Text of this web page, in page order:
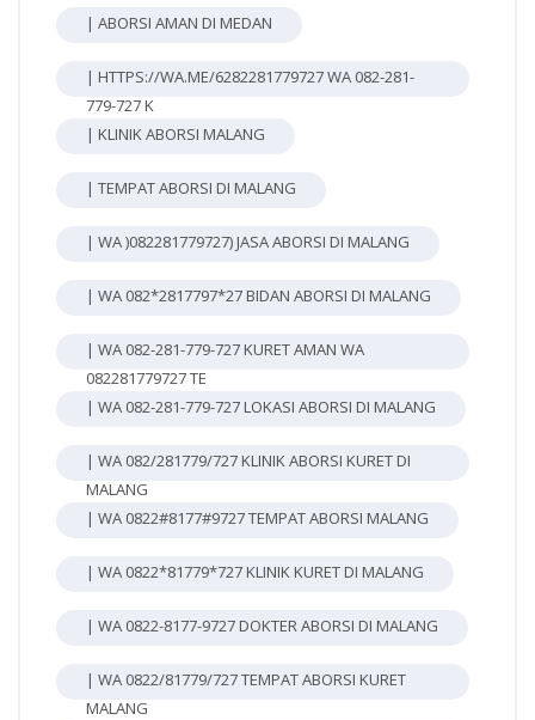
| ABORSI AMAN DI MEDAN
| HTTPS://WA.ME/6282281779727 WA 082-281-
779-727 K
| KLINIK ABORSI MALANG
| TEMPAT ABORSI DI MALANG
| WA )082281779727) JASA ABORSI DI MALANG
| WA 082*2817797*27 BIDAN ABORSI DI MALANG
| WA 082-281-779-727 KURET AMAN WA
082281779727 TE
| WA 082-281-779-727 LOKASI ABORSI DI MALANG
| WA 082/281779/727 KLINIK ABORSI KURET DI
MALANG
| WA 0822#8177#9727 TEMPAT ABORSI MALANG
| WA 0822*81779*727 KLINIK KURET DI MALANG
| WA 0822-8177-9727 DOKTER ABORSI DI MALANG
| WA 0822/81779/727 TEMPAT ABORSI KURET
MALANG